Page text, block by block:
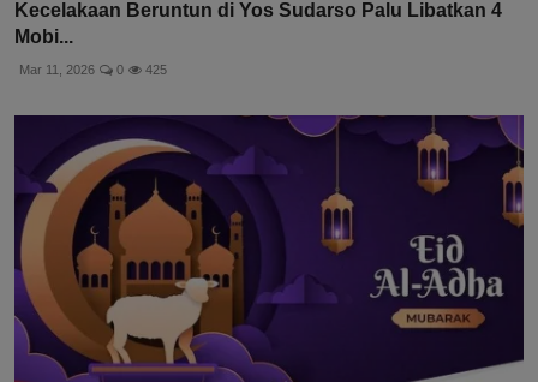
Kecelakaan Beruntun di Yos Sudarso Palu Libatkan 4
Mobi...
Mar 11, 2026 0 425